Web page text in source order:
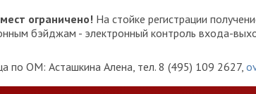
ограничено! На стойке регистрации
бэйджам - электронный контроль входа-
по ОМ: Асташкина Алена, тел. 8 (495) 109 2627,